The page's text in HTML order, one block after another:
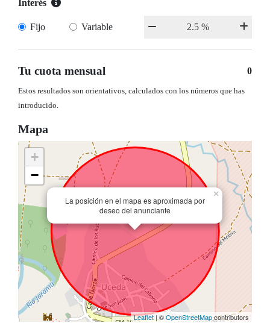
Interés
Fijo Variable
Tu cuota mensual 0
Estos resultados son orientativos, calculados con los números que has
introducido.
Mapa
La posición en el mapa es aproximada por
deseo del anunciante
×
+
−
Leaflet| ©OpenStreetMapcontributors